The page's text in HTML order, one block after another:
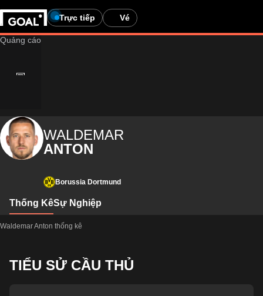
Trực tiếp Vé
WALDEMAR
ANTON
Borussia Dortmund
Thống KêSự Nghiệp
Waldemar Anton thống kê
TIỂU SỬ CẦU THỦ